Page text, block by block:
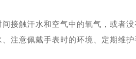
接触汗水和空气中的氧气，或者
注意佩戴手表时的环境、定期维